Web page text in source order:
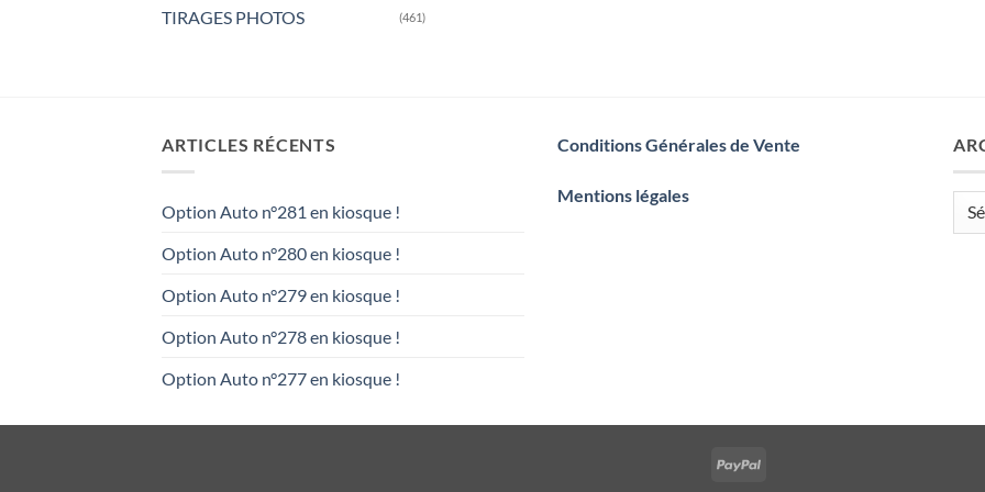
TIRAGES PHOTOS (461)
ARTICLES RÉCENTS
Option Auto n°281 en kiosque !
Option Auto n°280 en kiosque !
Option Auto n°279 en kiosque !
Option Auto n°278 en kiosque !
Option Auto n°277 en kiosque !
Conditions Générales de Vente
Mentions légales
PayPal